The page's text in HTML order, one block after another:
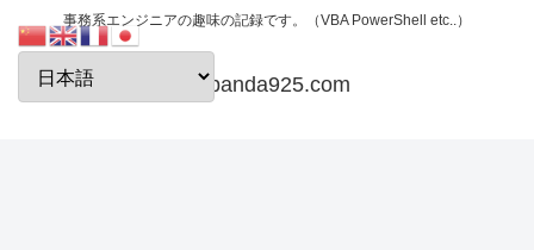
事務系エンジニアの趣味の記録です。（VBA PowerShell etc..）
papanda925.com